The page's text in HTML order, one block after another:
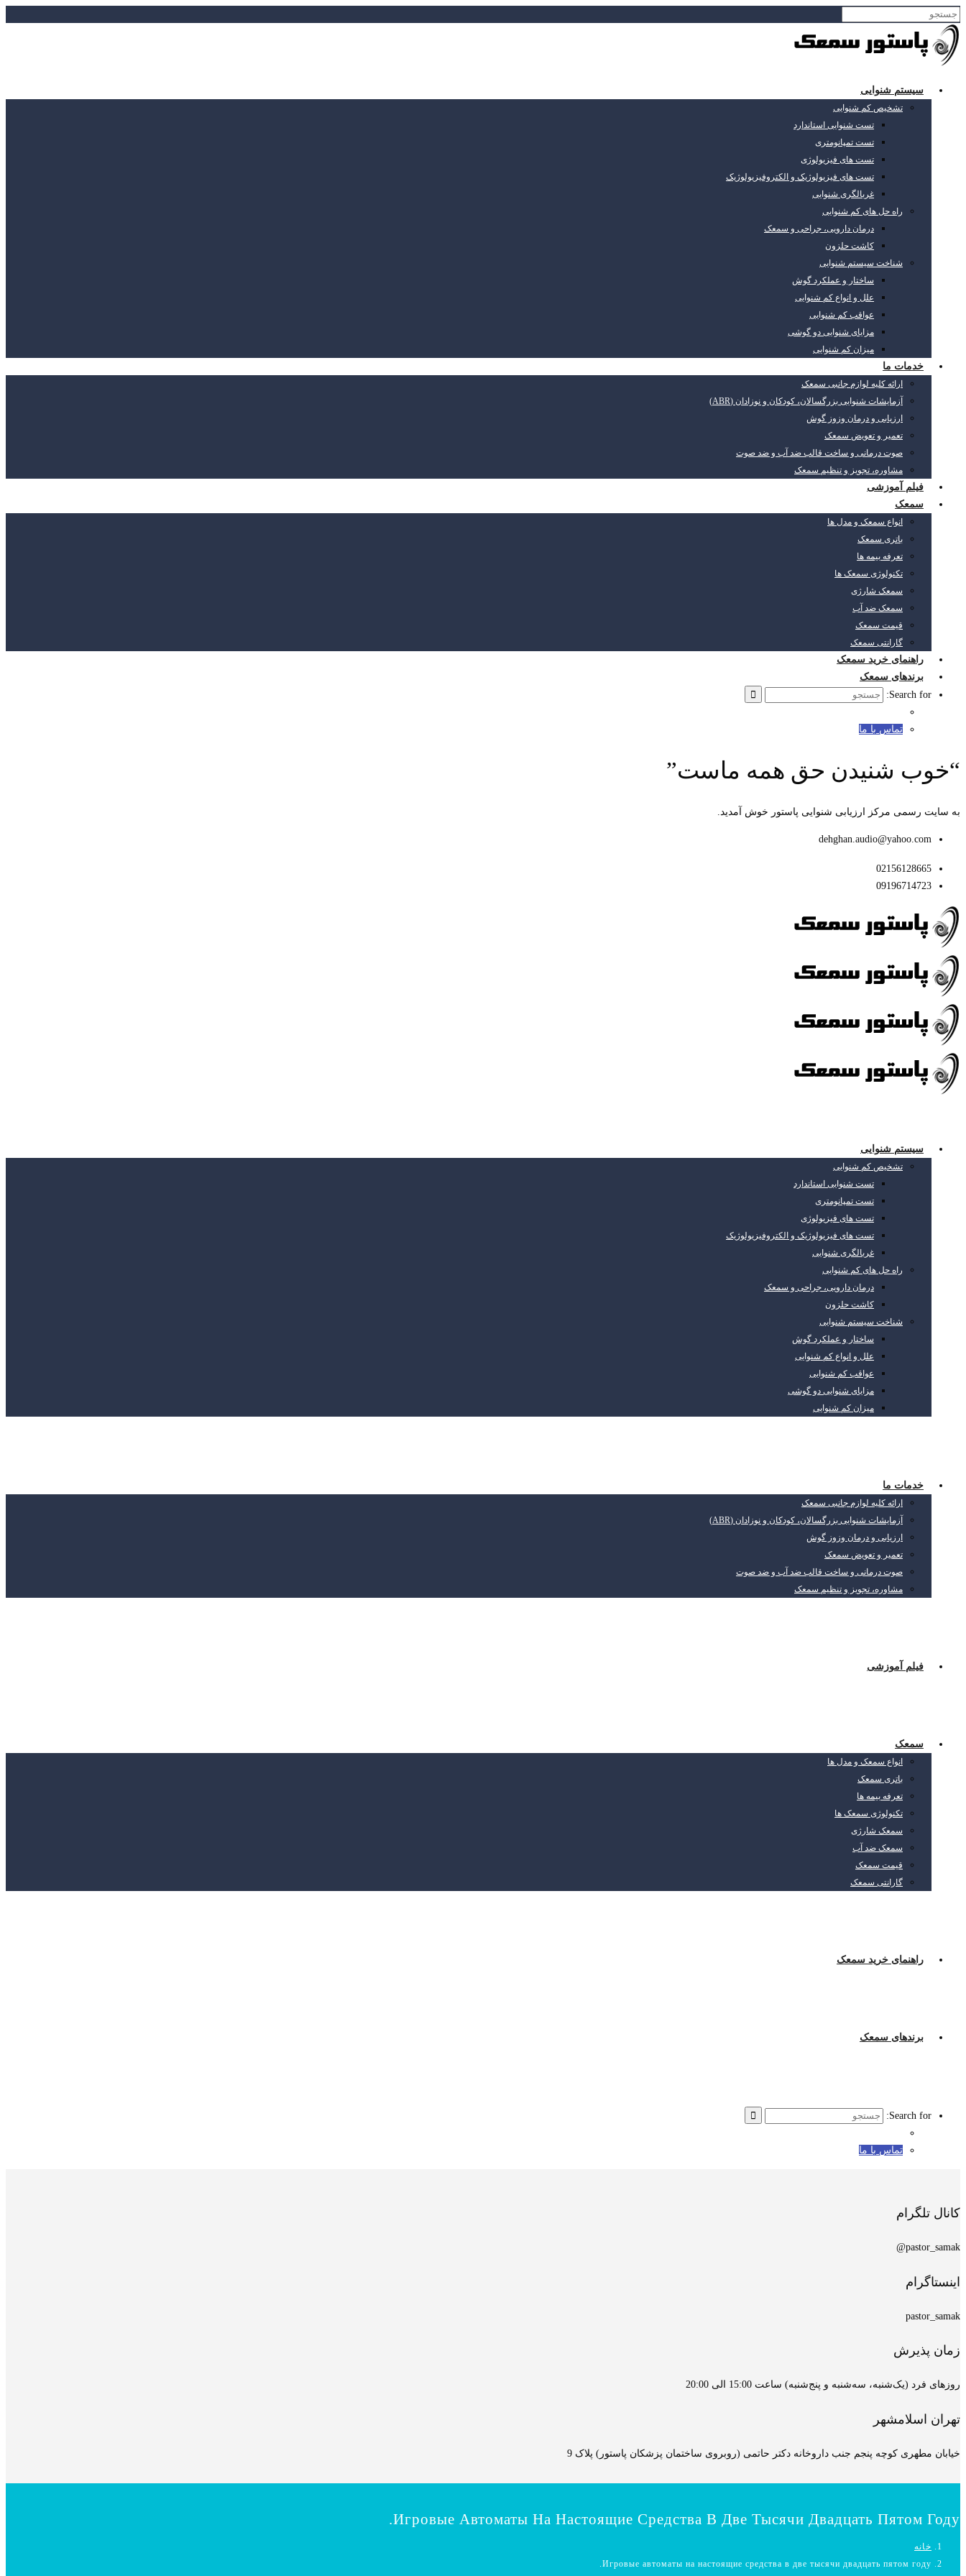
سیستم شنوایی
تشخیص کم شنوایی
تست شنوایی استاندارد
تست تمپانومتری
تست های فیزیولوژی
تست های فیزیولوژیک و الکتروفیزیولوژیک
غربالگری شنوایی
راه حل های کم شنوایی
درمان دارویی، جراحی و سمعک
کاشت حلزون
شناخت سیستم شنوایی
ساختار و عملکرد گوش
علل و انواع کم شنوایی
عواقب کم شنوایی
مزایای شنوایی دو گوشی
میزان کم شنوایی
خدمات ما
ارائه کلیه لوازم جانبی سمعک
آزمایشات شنوایی بزرگسالان، کودکان و نوزادان (ABR)
ارزیابی و درمان وزوز گوش
تعمیر و تعویض سمعک
صوت درمانی و ساخت قالب ضد آب و ضد صوت
مشاوره، تجویز و تنظیم سمعک
فیلم آموزشی
سمعک
انواع سمعک و مدل ها
باتری سمعک
تعرفه بیمه ها
تکنولوژی سمعک ها
سمعک شارژی
سمعک ضد آب
قیمت سمعک
گارانتی سمعک
راهنمای خرید سمعک
برندهای سمعک
Search for:
تماس با ما
“خوب شنیدن حق همه ماست”
به سایت رسمی مرکز ارزیابی شنوایی پاستور خوش آمدید.
dehghan.audio@yahoo.com
02156128665
09196714723
سیستم شنوایی
تشخیص کم شنوایی
تست شنوایی استاندارد
تست تمپانومتری
تست های فیزیولوژی
تست های فیزیولوژیک و الکتروفیزیولوژیک
غربالگری شنوایی
راه حل های کم شنوایی
درمان دارویی، جراحی و سمعک
کاشت حلزون
شناخت سیستم شنوایی
ساختار و عملکرد گوش
علل و انواع کم شنوایی
عواقب کم شنوایی
مزایای شنوایی دو گوشی
میزان کم شنوایی
خدمات ما
ارائه کلیه لوازم جانبی سمعک
آزمایشات شنوایی بزرگسالان، کودکان و نوزادان (ABR)
ارزیابی و درمان وزوز گوش
تعمیر و تعویض سمعک
صوت درمانی و ساخت قالب ضد آب و ضد صوت
مشاوره، تجویز و تنظیم سمعک
فیلم آموزشی
سمعک
انواع سمعک و مدل ها
باتری سمعک
تعرفه بیمه ها
تکنولوژی سمعک ها
سمعک شارژی
سمعک ضد آب
قیمت سمعک
گارانتی سمعک
راهنمای خرید سمعک
برندهای سمعک
Search for:
تماس با ما
کانال تلگرام
pastor_samak@
اینستاگرام
pastor_samak
زمان پذیرش
روزهای فرد (یک‌شنبه، سه‌شنبه و پنج‌شنبه) ساعت 15:00 الی 20:00
تهران اسلامشهر
خیابان مطهری کوچه پنجم جنب داروخانه دکتر حاتمی (روبروی ساختمان پزشکان پاستور) پلاک 9
Игровые Автоматы На Настоящие Средства В Две Тысячи Двадцать Пятом Году.
خانه
Игровые автоматы на настоящие средства в две тысячи двадцать пятом году.